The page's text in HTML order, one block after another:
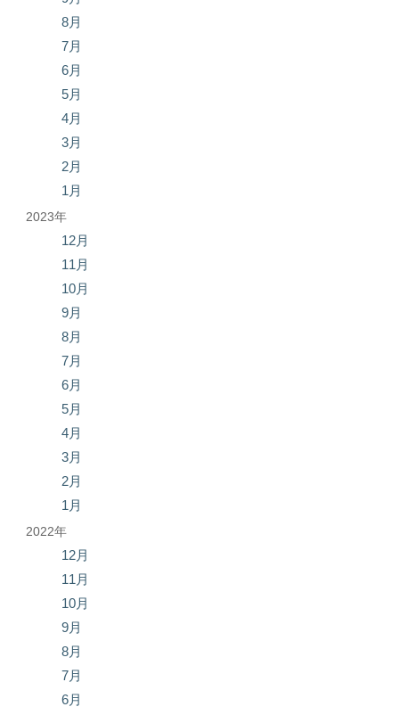
8月
7月
6月
5月
4月
3月
2月
1月
2023年
12月
11月
10月
9月
8月
7月
6月
5月
4月
3月
2月
1月
2022年
12月
11月
10月
9月
8月
7月
6月